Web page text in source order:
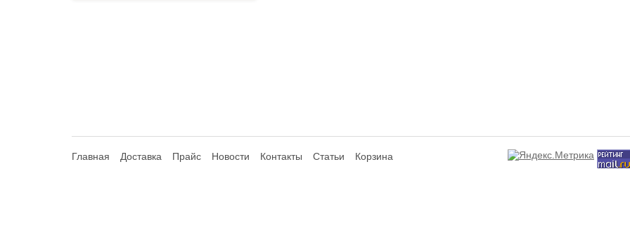
Главная Доставка Прайс Новости Контакты Статьи Корзина